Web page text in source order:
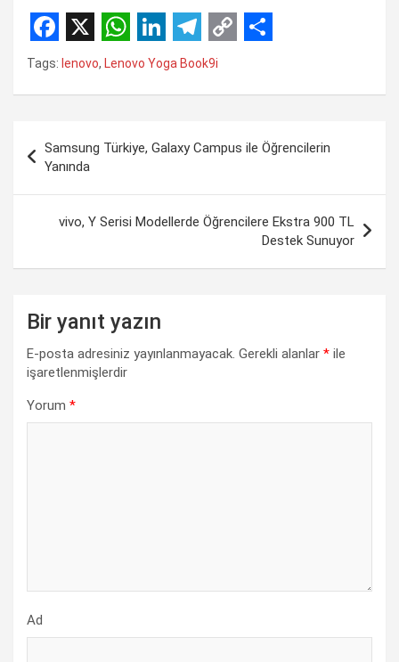
F
e
b
o
X
W
t
A
p
L
k
d
I
T
e
r
a
C
y
i
n
r
Tags: lenovo, Lenovo Yoga Book9i
gezinmesi
Samsung Türkiye, Galaxy Campus ile Öğrencilerin
Yanında
vivo, Y Serisi Modellerde Öğrencilere Ekstra 900 TL
Destek Sunuyor
Bir yanıt yazın
E-posta adresiniz yayınlanmayacak. Gerekli alanlar * ile
işaretlenmişlerdir
Yorum *
Ad